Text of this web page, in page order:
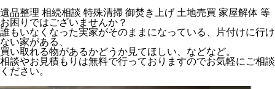
遺品整理 相続相談 特殊清掃 御焚き上げ 土地売買 家屋解体 等
お困りではございませんか？
誰もいなくなった実家がそのままになっている、片付けに行け
ない家がある、
買い取れる物があるかどうか見てほしい、などなど。
相談やお見積もりは無料で行っておりますのでお気軽にご相談
ください。